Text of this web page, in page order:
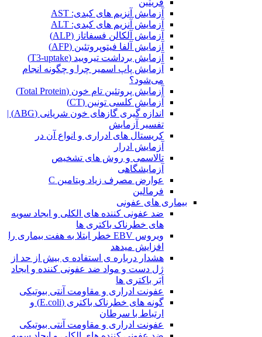
فریتین
آزمایش آنزیم های کبدی: AST
آزمایش آنزیم های کبدی: ALT
آزمایش آلکالن فسفاتاز (ALP)
آزمایش آلفا فیتوپروتئین (AFP)
آزمایش برداشت تیرویید (T3-uptake)
آزمایش پاپ اسمیر چرا و چگونه انجام
می‌شود؟
آزمایش پروتئین تام خون (Total Protein)
آزمایش کلسی تونین (CT)
اندازه گیری گازهای خون شریانی (ABG) |
تفسیر آزمایش
کریستال ‌های ادراری و انواع آن در
آزمایش ادرار
تالاسمی و روش های تشخیص
آزمایشگاهی
عوارض مصرف زیاد ویتامین C
فرمالین
بیماری های عفونی
ضد عفونی کننده های الکلی و ایجاد سویه
های خطرناک باکتری ها
ویروس EBV خطر ابتلا به هفت بیماری را
افزایش میدهد
هشدار درباره ی استفاده ی بیش از حد از
ژل دست و مواد ضد عفونی کننده و ایجاد
اَبَر باکتری ها
عفونت ادراری و مقاومت آنتی بیوتیکی
گونه های خطرناک باکتری (E.coli) و
ارتباط با سرطان
عفونت ادراری و مقاومت آنتی بیوتیکی